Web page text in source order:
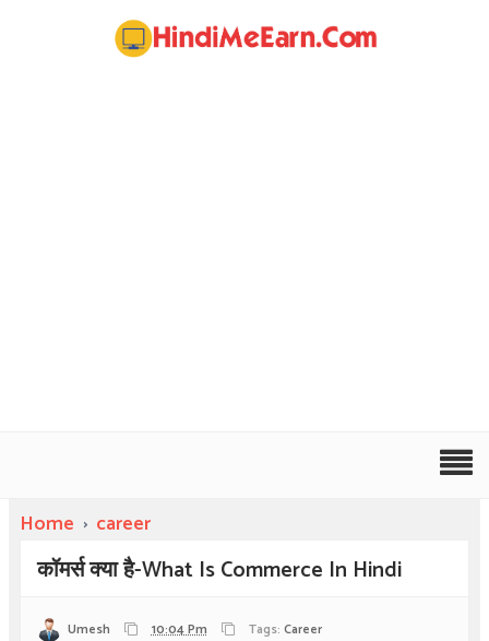
Home › career
कॉमर्स क्या है-What Is Commerce In Hindi
Umesh 10:04 Pm Tags: Career